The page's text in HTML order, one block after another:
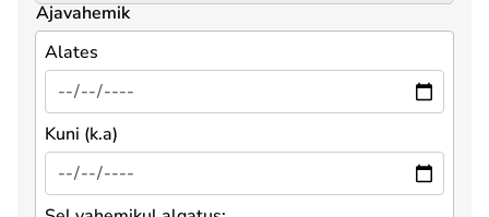
Ajavahemik
Alates
Kuni (k.a)